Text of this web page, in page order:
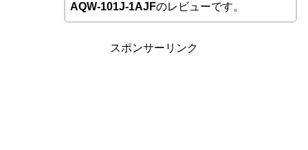
AQW-101J-1AJFのレビューです。
スポンサーリンク